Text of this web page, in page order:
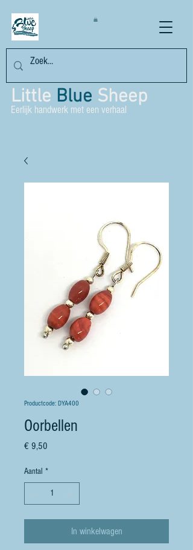
Little Blue Sheep
Eerlijk handwerk met een verhaal
Productcode: DYA400
Oorbellen
€ 9,50
Aantal *
In winkelwagen